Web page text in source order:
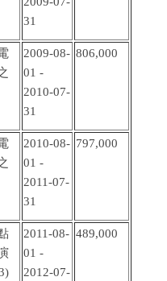
31
2009-08-
01 -
2010-07-
31
806,000
2010-08-
01 -
2011-07-
31
797,000
2011-08-
01 -
2012-07-
489,000